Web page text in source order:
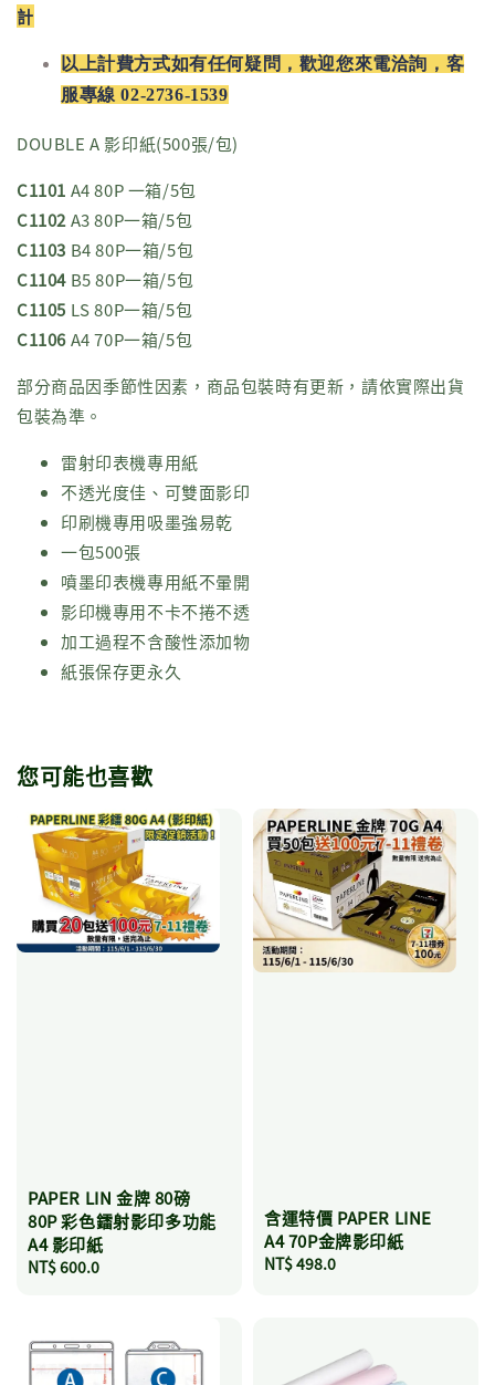
計
以上計費方式如有任何疑問，歡迎您來電洽詢，客
服專線 02-2736-1539
DOUBLE A 影印紙(500張/包)
C1101 A4 80P 一箱/5包
C1102A3 80P一箱/5包
C1103 B4 80P一箱/5包
C1104 B5 80P一箱/5包
C1105 LS 80P一箱/5包
C1106A4 70P一箱/5包
部分商品因季節性因素，商品包裝時有更新，請依實際出貨
包裝為準。
雷射印表機專用紙
不透光度佳、可雙面影印
印刷機專用吸墨強易乾
一包500張
噴墨印表機專用紙不暈開
影印機專用不卡不捲不透
加工過程不含酸性添加物
紙張保存更永久
您可能也喜歡
PAPER LIN 金牌 80磅
80P 彩色鐳射影印多功能
A4 影印紙
Regular
NT$ 600.0
含運特價 PAPER LINE
A4 70P金牌影印紙
Regular
NT$ 498.0